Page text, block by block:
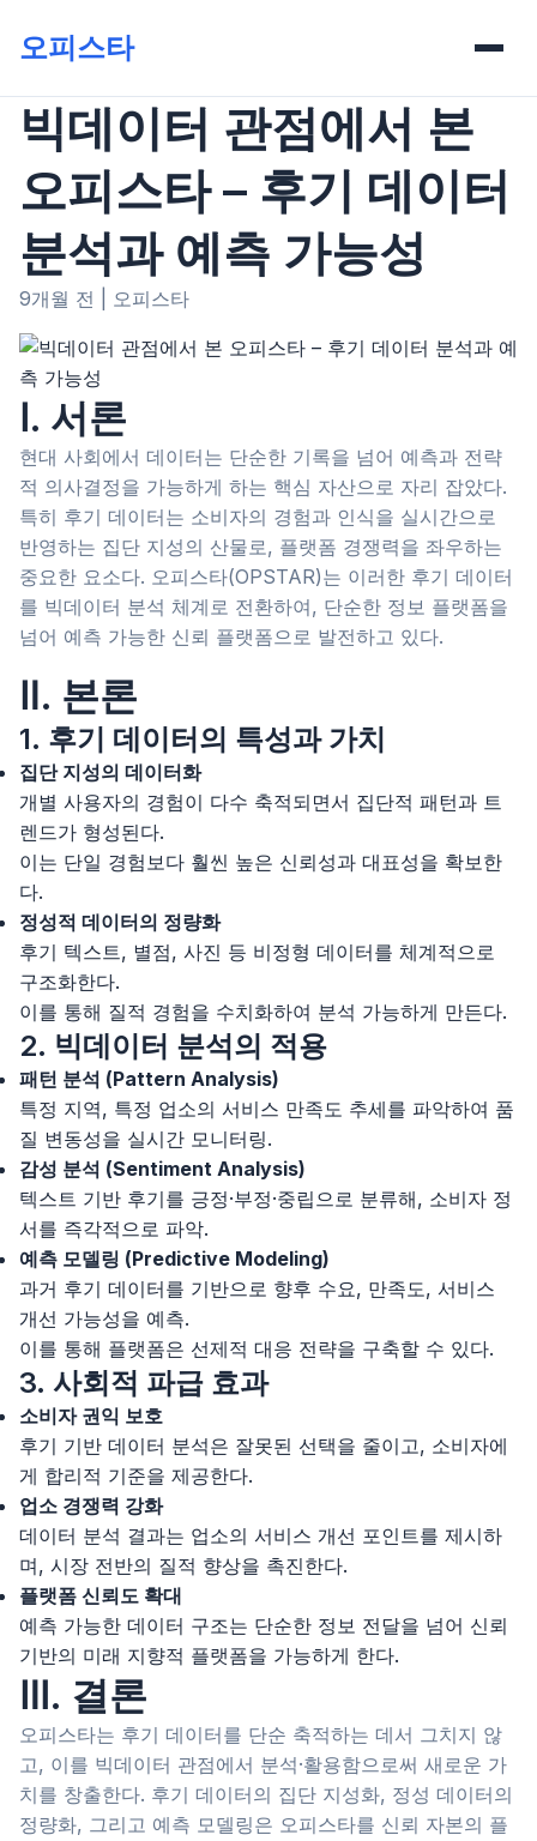
오피스타
빅데이터 관점에서 본
오피스타 – 후기 데이터
분석과 예측 가능성
9개월 전 오피스타
Ⅰ. 서론
현대 사회에서 데이터는 단순한 기록을 넘어 예측과 전략
적 의사결정을 가능하게 하는 핵심 자산으로 자리 잡았다.
특히 후기 데이터는 소비자의 경험과 인식을 실시간으로
반영하는 집단 지성의 산물로, 플랫폼 경쟁력을 좌우하는
중요한 요소다. 오피스타(OPSTAR)는 이러한 후기 데이터
를 빅데이터 분석 체계로 전환하여, 단순한 정보 플랫폼을
넘어 예측 가능한 신뢰 플랫폼으로 발전하고 있다.
Ⅱ. 본론
1. 후기 데이터의 특성과 가치
집단 지성의 데이터화
개별 사용자의 경험이 다수 축적되면서 집단적 패턴과 트
렌드가 형성된다.
이는 단일 경험보다 훨씬 높은 신뢰성과 대표성을 확보한
다.
정성적 데이터의 정량화
후기 텍스트, 별점, 사진 등 비정형 데이터를 체계적으로
구조화한다.
이를 통해 질적 경험을 수치화하여 분석 가능하게 만든다.
2. 빅데이터 분석의 적용
패턴 분석 (Pattern Analysis)
특정 지역, 특정 업소의 서비스 만족도 추세를 파악하여 품
질 변동성을 실시간 모니터링.
감성 분석 (Sentiment Analysis)
텍스트 기반 후기를 긍정·부정·중립으로 분류해, 소비자 정
서를 즉각적으로 파악.
예측 모델링 (Predictive Modeling)
과거 후기 데이터를 기반으로 향후 수요, 만족도, 서비스
개선 가능성을 예측.
이를 통해 플랫폼은 선제적 대응 전략을 구축할 수 있다.
3. 사회적 파급 효과
소비자 권익 보호
후기 기반 데이터 분석은 잘못된 선택을 줄이고, 소비자에
게 합리적 기준을 제공한다.
업소 경쟁력 강화
데이터 분석 결과는 업소의 서비스 개선 포인트를 제시하
며, 시장 전반의 질적 향상을 촉진한다.
플랫폼 신뢰도 확대
예측 가능한 데이터 구조는 단순한 정보 전달을 넘어 신뢰
기반의 미래 지향적 플랫폼을 가능하게 한다.
Ⅲ. 결론
오피스타는 후기 데이터를 단순 축적하는 데서 그치지 않
고, 이를 빅데이터 관점에서 분석·활용함으로써 새로운 가
치를 창출한다. 후기 데이터의 집단 지성화, 정성 데이터의
정량화, 그리고 예측 모델링은 오피스타를 신뢰 자본의 플